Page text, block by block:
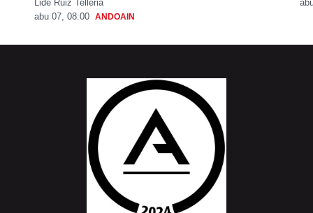
Lide Ruiz Telleria
abu 07, 08:00 ANDOAIN